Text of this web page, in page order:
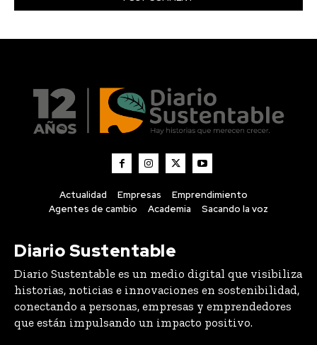
Actualidad Empresas
Emprendimiento
Agentes de cambio
Academia Sacando la voz
Diario Sustentable
Diario Sustentable es un medio digital que visibiliza
historias, noticias e innovaciones en sostenibilidad,
conectando a personas, empresas y emprendedores
que están impulsando un impacto positivo.